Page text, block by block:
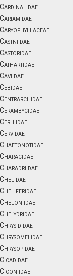
Cardinalidae
Cariamidae
Caryophyllaceae
Castniidae
Castoridae
Cathartidae
Caviidae
Cebidae
Centrarchidae
Cerambycidae
Cerhiidae
Cervidae
Chaetonotidae
Characidae
Charadriidae
Chelidae
Cheliferidae
Cheloniidae
Chelydridae
Chrysididae
Chrysomelidae
Chrysopidae
Cicadidae
Ciconiidae